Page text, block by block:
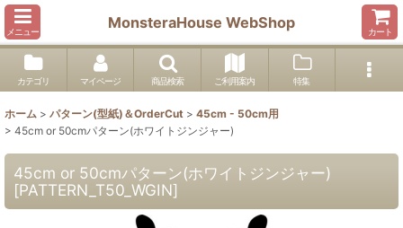
メニュー
MonsteraHouse WebShop
カート
カテゴリ マイページ 商品検索 ご利用案内 特集
ホーム > パターン(型紙)＆OrderCut > 45cm - 50cm用
> 45cm or 50cmパターン(ホワイトジンジャー)
45cm or 50cmパターン(ホワイトジンジャー)
[PATTERN_T50_WGIN]